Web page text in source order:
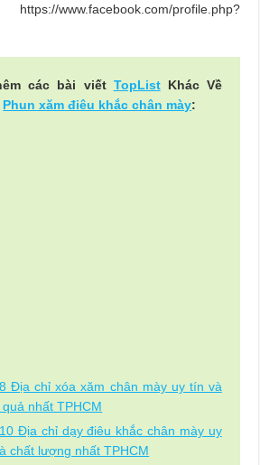
https://www.facebook.com/profile.php?
các bài viết TopListKhác Về
Phun xăm điêu khắc chân mày:
Địa chỉ xóa xăm chân mày uy tín và
quả nhất TPHCM
Địa chỉ dạy điêu khắc chân mày uy
chất lượng nhất TPHCM